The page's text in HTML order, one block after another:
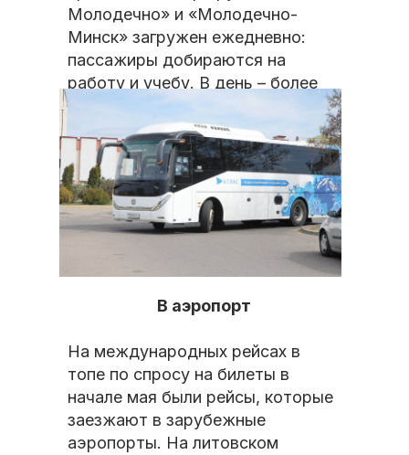
Молодечно» и «Молодечно-
Минск» загружен ежедневно:
пассажиры добираются на
работу и учебу. В день – более
30 рейсов между городами.
Кстати, здесь также курсируют
большие автобусы: они
комфортнее и безопаснее
маршруток, при этом не
уступают по времени в пути.
В аэропорт
На международных рейсах в
топе по спросу на билеты в
начале мая были рейсы, которые
заезжают в зарубежные
аэропорты. На литовском